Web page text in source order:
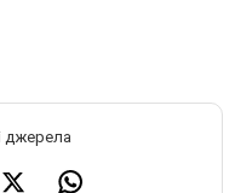
джерела